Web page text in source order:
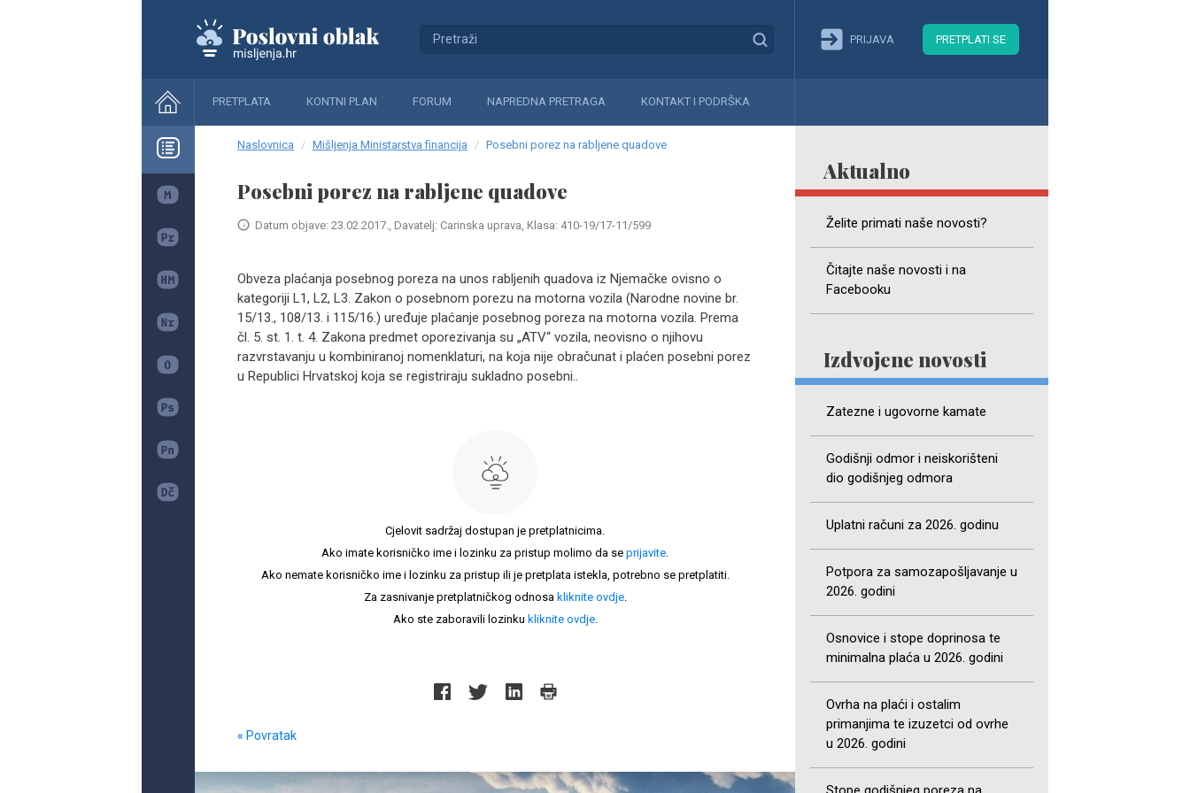
PRIJAVA PRETPLATI SE
PRETPLATA KONTNI PLAN FORUM NAPREDNA PRETRAGA KONTAKT I PODRŠKA
Aktualno
Želite primati naše novosti?
Čitajte naše novosti i na
Facebooku
Izdvojene novosti
Zatezne i ugovorne kamate
Godišnji odmor i neiskorišteni
dio godišnjeg odmora
Uplatni računi za 2026. godinu
Potpora za samozapošljavanje u
2026. godini
Osnovice i stope doprinosa te
minimalna plaća u 2026. godini
Ovrha na plaći i ostalim
primanjima te izuzetci od ovrhe
u 2026. godini
Naslovnica Mišljenja Ministarstva financija Posebni porez na rabljene quadove
Posebni porez na rabljene quadove
Datum objave: 23.02.2017., Davatelj: Carinska uprava, Klasa: 410-19/17-11/599
Obveza plaćanja posebnog poreza na unos rabljenih quadova iz Njemačke ovisno o
kategoriji L1, L2, L3. Zakon o posebnom porezu na motorna vozila (Narodne novine br.
15/13., 108/13. i 115/16.) uređuje plaćanje posebnog poreza na motorna vozila. Prema
čl. 5. st. 1. t. 4. Zakona predmet oporezivanja su „ATV“ vozila, neovisno o njihovu
razvrstavanju u kombiniranoj nomenklaturi, na koja nije obračunat i plaćen posebni porez
u Republici Hrvatskoj koja se registriraju sukladno posebni..
Cjelovit sadržaj dostupan je pretplatnicima.
Ako imate korisničko ime i lozinku za pristup molimo da se prijavite.
Ako nemate korisničko ime i lozinku za pristup ili je pretplata istekla, potrebno se pretplatiti.
Za zasnivanje pretplatničkog odnosa kliknite ovdje.
Ako ste zaboravili lozinku kliknite ovdje.
« Povratak